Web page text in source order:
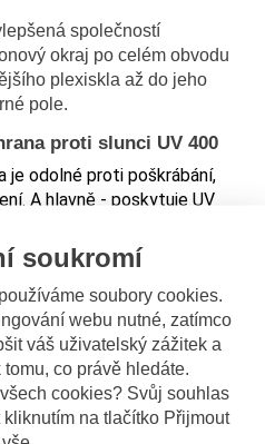
soukromí
soubory cookies.
webu nutné, zatímco
váš uživatelský zážitek a
co právě hledáte.
cookies? Svůj souhlas
na tlačítko Přijmout
společností
okraj po celém obvodu
plexiskla až do jeho
pole.
proti slunci UV 400
je odolné proti poškrábání,
A hlavně - poskytuje UV
s automatickým
je navržena tak, aby
a konzistentní výkon v
stranu lícnic na
přesnější instalaci lícnic.